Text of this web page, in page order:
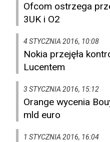
Ofcom ostrzega
3UK i O2
4 STYCZNIA 2016, 10:08
Nokia przejęła
Lucentem
3 STYCZNIA 2016, 15:12
Orange wycenia
mld euro
1 STYCZNIA 2016, 16:04